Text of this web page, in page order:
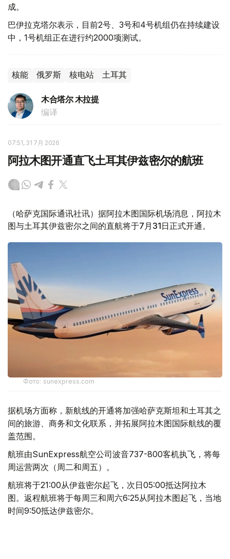
成。
巴伊拉克塔尔表示，目前2号、3号和4号机组仍在持续建设
中，1号机组正在进行约2000项测试。
核能 俄罗斯 核电站 土耳其
木合塔尔 木拉提
编译
07:51, 31 7月 2026
阿拉木图开通直飞土耳其伊兹密尔的航班
（哈萨克国际通讯社讯）据阿拉木图国际机场消息，阿拉木
图与土耳其伊兹密尔之间的直航将于7月31日正式开通。
Фото: sunexpress.com
据机场方面称，新航线的开通将加强哈萨克斯坦和土耳其之
间的旅游、商务和文化联系，并拓展阿拉木图国际航线的覆
盖范围。
航班由SunExpress航空公司波音737-800客机执飞，将每
周运营两次（周二和周五）。
航班将于21:00从伊兹密尔起飞，次日05:00抵达阿拉木
图。返程航班将于每周三和周六6:25从阿拉木图起飞，当地
时间9:50抵达伊兹密尔。